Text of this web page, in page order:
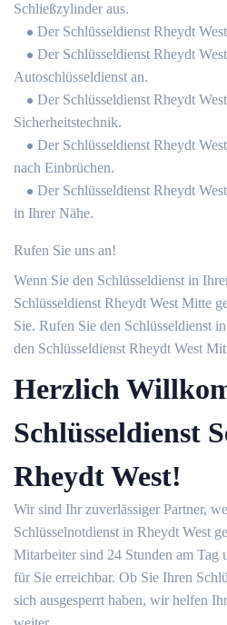
Schließzylinder aus.
Der Schlüsseldienst Rheydt
Der Schlüsseldienst Rheydt
Autoschlüsseldienst an.
Der Schlüsseldienst Rheydt
Sicherheitstechnik.
Der Schlüsseldienst Rheydt
nach Einbrüchen.
Der Schlüsseldienst Rheydt
in Ihrer Nähe.
Rufen Sie uns an!
Wenn Sie den Schlüsseldienst in
Schlüsseldienst Rheydt West Mitte
Sie. Rufen Sie den Schlüsseldienst
den Schlüsseldienst Rheydt West
Herzlich
Schlüsseldienst
Rheydt West!
Wir sind Ihr zuverlässiger Partner,
Schlüsselnotdienst in Rheydt West
Mitarbeiter sind 24 Stunden am Tag
für Sie erreichbar. Ob Sie Ihren
sich ausgesperrt haben, wir helfen